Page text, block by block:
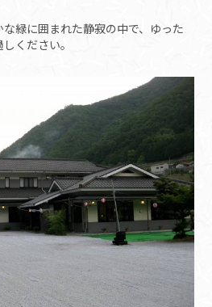
緑に囲まれた静寂の中で、ゆった
ください。